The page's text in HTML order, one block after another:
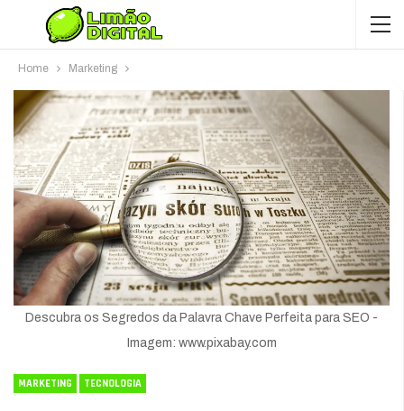
Home Marketing
Descubra os Segredos da Palavra Chave Perfeita para SEO -
Imagem: www.pixabay.com
MARKETING TECNOLOGIA